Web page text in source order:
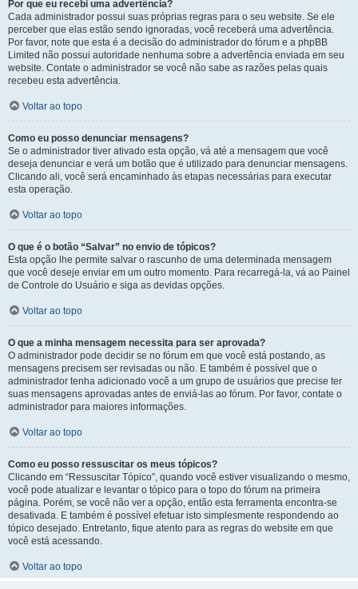
Por que eu recebi uma advertência?
Cada administrador possui suas próprias regras para o seu website. Se ele
perceber que elas estão sendo ignoradas, você receberá uma advertência.
Por favor, note que esta é a decisão do administrador do fórum e a phpBB
Limited não possui autoridade nenhuma sobre a advertência enviada em seu
website. Contate o administrador se você não sabe as razões pelas quais
recebeu esta advertência.
Voltar ao topo
Como eu posso denunciar mensagens?
Se o administrador tiver ativado esta opção, vá até a mensagem que você
deseja denunciar e verá um botão que é utilizado para denunciar mensagens.
Clicando ali, você será encaminhado às etapas necessárias para executar
esta operação.
Voltar ao topo
O que é o botão “Salvar” no envio de tópicos?
Esta opção lhe permite salvar o rascunho de uma determinada mensagem
que você deseje enviar em um outro momento. Para recarregá-la, vá ao Painel
de Controle do Usuário e siga as devidas opções.
Voltar ao topo
O que a minha mensagem necessita para ser aprovada?
O administrador pode decidir se no fórum em que você está postando, as
mensagens precisem ser revisadas ou não. E também é possível que o
administrador tenha adicionado você a um grupo de usuários que precise ter
suas mensagens aprovadas antes de enviá-las ao fórum. Por favor, contate o
administrador para maiores informações.
Voltar ao topo
Como eu posso ressuscitar os meus tópicos?
Clicando em “Ressuscitar Tópico”, quando você estiver visualizando o mesmo,
você pode atualizar e levantar o tópico para o topo do fórum na primeira
página. Porém, se você não ver a opção, então esta ferramenta encontra-se
desativada. E também é possível efetuar isto simplesmente respondendo ao
tópico desejado. Entretanto, fique atento para as regras do website em que
você está acessando.
Voltar ao topo